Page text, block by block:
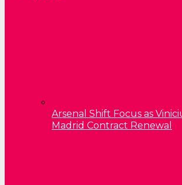
Arsenal Shift Focus as
Madrid Contract Renewal